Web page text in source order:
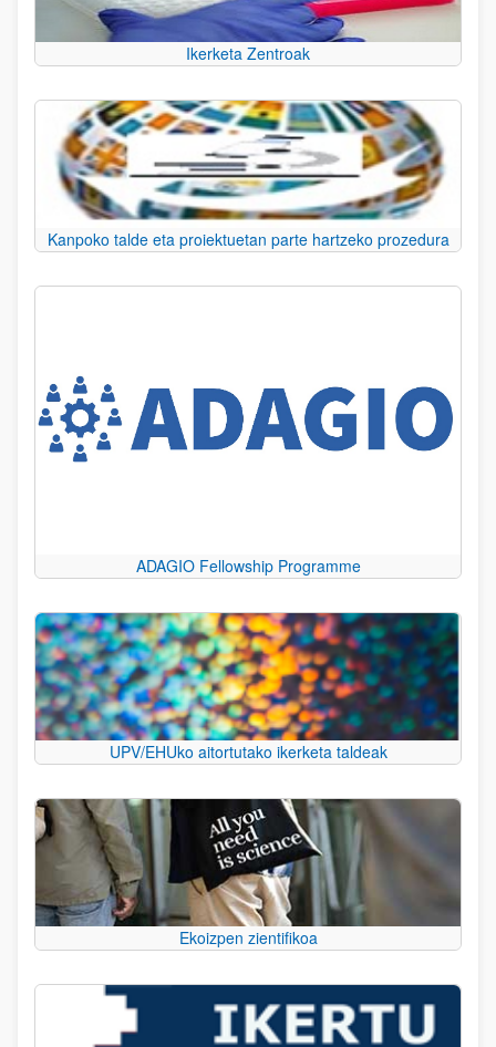
Ikerketa Zentroak
Kanpoko talde eta proiektuetan parte hartzeko prozedura
ADAGIO Fellowship Programme
UPV/EHUko aitortutako ikerketa taldeak
Ekoizpen zientifikoa